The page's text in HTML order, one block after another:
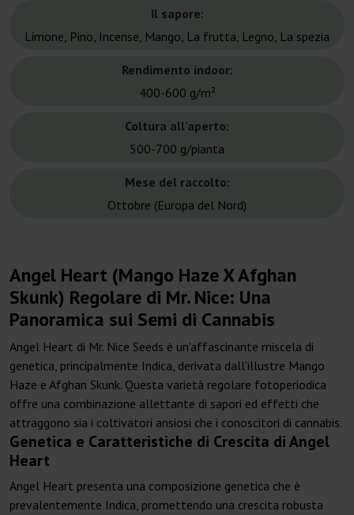
Il sapore:
Limone, Pino, Incense, Mango, La frutta, Legno, La spezia
Rendimento indoor:
400-600 g/m²
Coltura all'aperto:
500-700 g/pianta
Mese del raccolto:
Ottobre (Europa del Nord)
Angel Heart (Mango Haze X Afghan
Skunk) Regolare di Mr. Nice: Una
Panoramica sui Semi di Cannabis
Angel Heart di Mr. Nice Seeds è un'affascinante miscela di
genetica, principalmente Indica, derivata dall'illustre Mango
Haze e Afghan Skunk. Questa varietà regolare fotoperiodica
offre una combinazione allettante di sapori ed effetti che
attraggono sia i coltivatori ansiosi che i conoscitori di cannabis.
Genetica e Caratteristiche di Crescita di Angel
Heart
Angel Heart presenta una composizione genetica che è
prevalentemente Indica, promettendo una crescita robusta